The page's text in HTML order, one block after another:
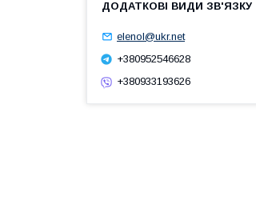
elenol@ukr.net
+380952546628
+380933193626